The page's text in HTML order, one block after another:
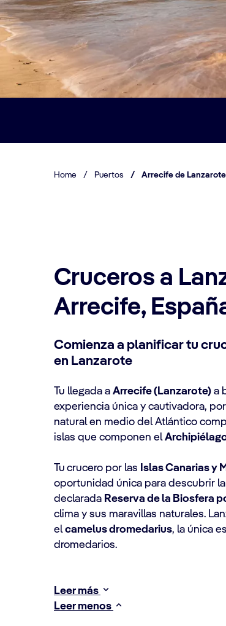
Home / Puertos / Arrecife de Lanzarote
Cruceros a
Arrecife,
Comienza a planificar tu
en Lanzarote
Tu llegada a Arrecife (Lanzarote) a
experiencia única y cautivadora,
natural en medio del Atlántico
islas que componen el
Tu crucero por las Islas Canarias y
oportunidad única para descubrir
declarada Reserva de la Biosfera
clima y sus maravillas naturales.
elcamelus dromedarius, la única
dromedarios.
Leer más
Leer menos